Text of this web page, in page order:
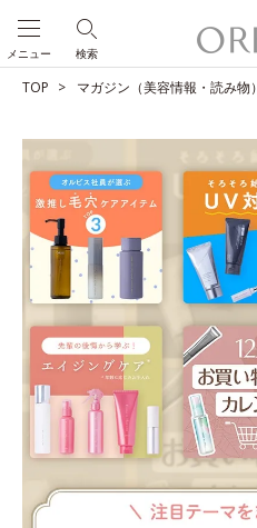
検索
メニュー
TOP マガジン（美容情報・読み物）